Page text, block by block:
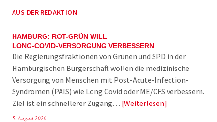
AUS DER REDAKTION
HAMBURG: ROT-GRÜN WILL
LONG-COVID-VERSORGUNG VERBESSERN
Die Regierungsfraktionen von Grünen und SPD in der
Hamburgischen Bürgerschaft wollen die medizinische
Versorgung von Menschen mit Post-Acute-Infection-
Syndromen (PAIS) wie Long Covid oder ME/CFS verbessern.
Ziel ist ein schnellerer Zugang… Weiterlesen
5. August 2026